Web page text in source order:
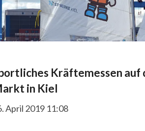
Kräftemessen auf
in Kiel
April 2019 11:08